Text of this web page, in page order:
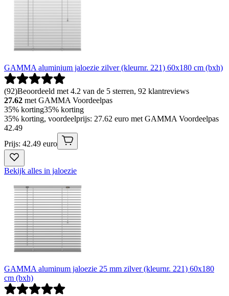
GAMMA aluminium jaloezie zilver (kleurnr. 221) 60x180 cm (bxh)
(92)Beoordeeld met 4.2 van de 5 sterren, 92 klantreviews
27.62 met GAMMA Voordeelpas
35% korting35% korting
35% korting, voordeelprijs: 27.62 euro met GAMMA Voordeelpas
42.49
Prijs: 42.49 euro
Bekijk alles in jaloezie
GAMMA aluminum jaloezie 25 mm zilver (kleurnr. 221) 60x180
cm (bxh)